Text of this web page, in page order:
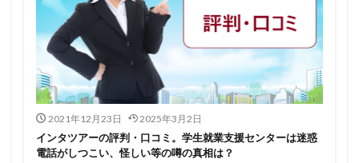
2021年12月23日 2025年3月2日
インタツアーの評判・口コミ。学生就業支援センターは迷惑
電話がしつこい、怪しい等の噂の真相は？
キャリセン就活エージェント
キャリアパーク
キャリアチケットスカウト
キャリアセレクト
キャリアスタート
キミスカ
エンジニア
カレンダー
かからない大学
オファーボックス
オファーサービス
エントリーシート（ES）
エントリーシート
エントリー
エンジニア就活 type就活